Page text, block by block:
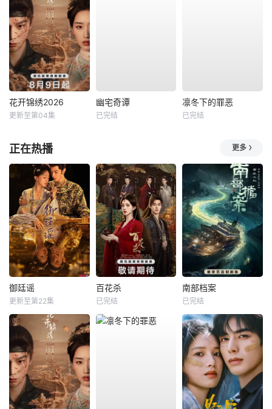
花开锦绣2026
更新至第04集
幽宅奇谭
已完结
凛冬下的罪恶
已完结
正在热播 更多
御廷谣
更新至第22集
百花杀
已完结
南部档案
已完结